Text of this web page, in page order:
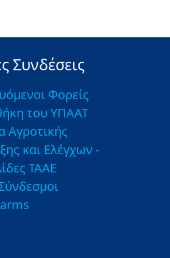
Συνδέσεις
Φορείς
του ΥΠΑΑΤ
Αγροτικής
και Ελέγχων -
ΤΑΑΕ